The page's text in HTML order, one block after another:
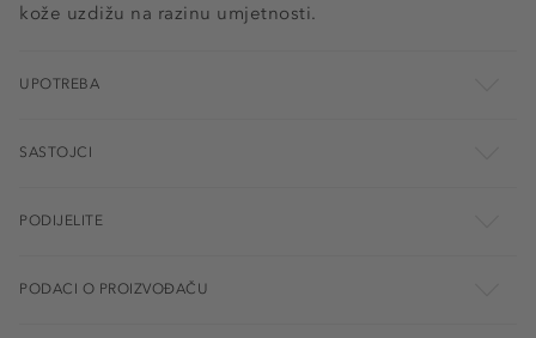
kože uzdižu na razinu umjetnosti.
UPOTREBA
SASTOJCI
PODIJELITE
PODACI O PROIZVOĐAČU